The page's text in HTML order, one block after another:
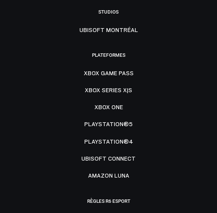
STUDIOS
UBISOFT MONTRÉAL
PLATEFORMES
XBOX GAME PASS
XBOX SERIES X|S
XBOX ONE
PLAYSTATION®5
PLAYSTATION®4
UBISOFT CONNECT
AMAZON LUNA
RÈGLES R6 ESPORT